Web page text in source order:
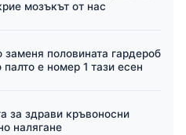
мозъкът от нас
заменя половината гардероб
е номер 1 тази есен
за здрави кръвоносни
налягане